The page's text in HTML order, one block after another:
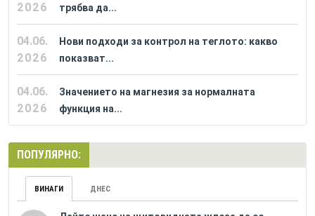
2026
трябва да...
04.06.
2026
Нови подходи за контрол на теглото: какво
показват...
04.06.
2026
Значението на магнезия за нормалната
функция на...
ПОПУЛЯРНО:
ВИНАГИ ДНЕС